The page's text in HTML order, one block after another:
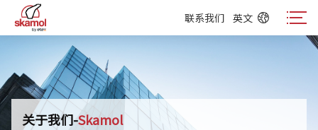
联系我们 英文
联系我们 英文
关于我们-Skamol